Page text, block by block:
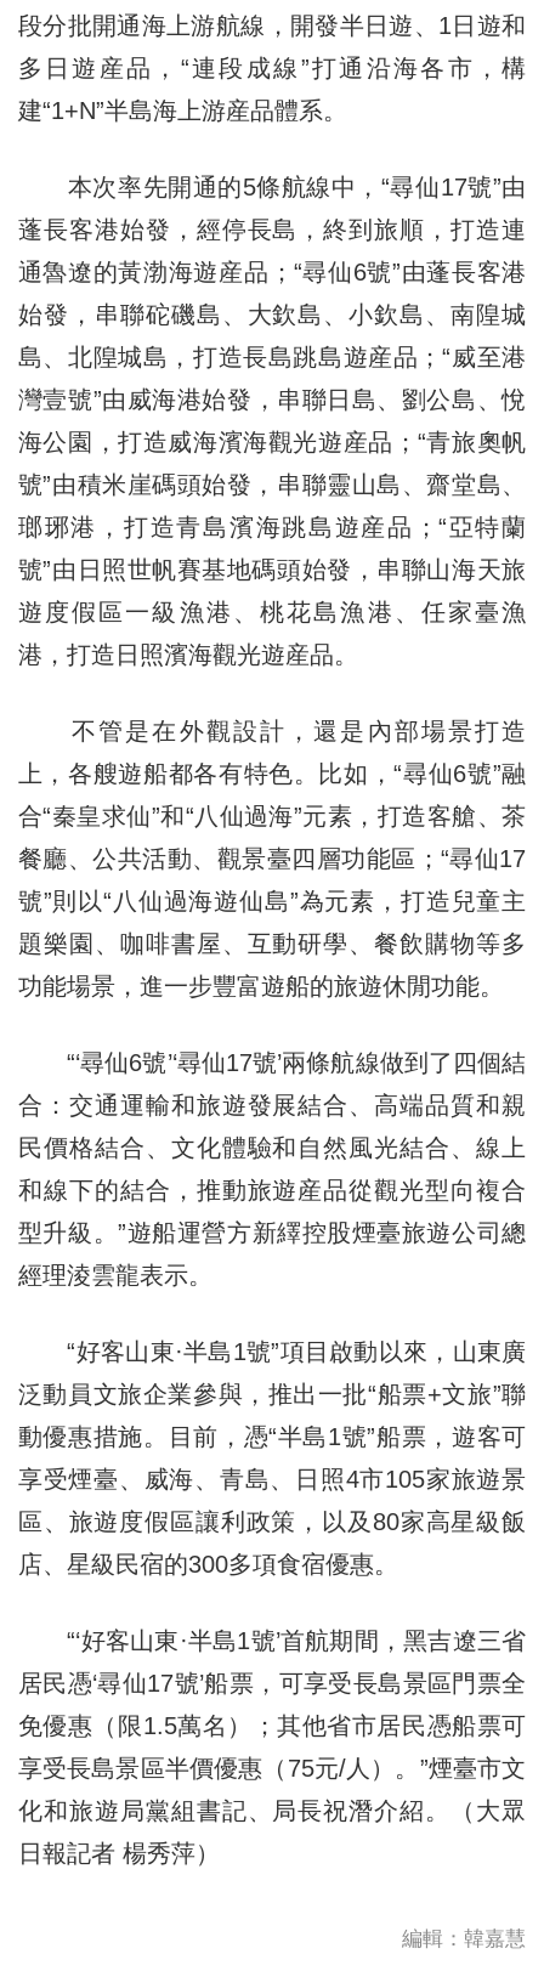
段分批開通海上游航線，開發半日遊、1日遊和
多日遊産品，“連段成線”打通沿海各市，構
建“1+N”半島海上游産品體系。
本次率先開通的5條航線中，“尋仙17號”由
蓬長客港始發，經停長島，終到旅順，打造連
通魯遼的黃渤海遊産品；“尋仙6號”由蓬長客港
始發，串聯砣磯島、大欽島、小欽島、南隍城
島、北隍城島，打造長島跳島遊産品；“威至港
灣壹號”由威海港始發，串聯日島、劉公島、悅
海公園，打造威海濱海觀光遊産品；“青旅奧帆
號”由積米崖碼頭始發，串聯靈山島、齋堂島、
瑯琊港，打造青島濱海跳島遊産品；“亞特蘭
號”由日照世帆賽基地碼頭始發，串聯山海天旅
遊度假區一級漁港、桃花島漁港、任家臺漁
港，打造日照濱海觀光遊産品。
不管是在外觀設計，還是內部場景打造
上，各艘遊船都各有特色。比如，“尋仙6號”融
合“秦皇求仙”和“八仙過海”元素，打造客艙、茶
餐廳、公共活動、觀景臺四層功能區；“尋仙17
號”則以“八仙過海遊仙島”為元素，打造兒童主
題樂園、咖啡書屋、互動研學、餐飲購物等多
功能場景，進一步豐富遊船的旅遊休閒功能。
“‘尋仙6號’‘尋仙17號’兩條航線做到了四個結
合：交通運輸和旅遊發展結合、高端品質和親
民價格結合、文化體驗和自然風光結合、線上
和線下的結合，推動旅遊産品從觀光型向複合
型升級。”遊船運營方新繹控股煙臺旅遊公司總
經理淩雲龍表示。
“好客山東·半島1號”項目啟動以來，山東廣
泛動員文旅企業參與，推出一批“船票+文旅”聯
動優惠措施。目前，憑“半島1號”船票，遊客可
享受煙臺、威海、青島、日照4市105家旅遊景
區、旅遊度假區讓利政策，以及80家高星級飯
店、星級民宿的300多項食宿優惠。
“‘好客山東·半島1號’首航期間，黑吉遼三省
居民憑‘尋仙17號’船票，可享受長島景區門票全
免優惠（限1.5萬名）；其他省市居民憑船票可
享受長島景區半價優惠（75元/人）。”煙臺市文
化和旅遊局黨組書記、局長祝潛介紹。（大眾
日報記者 楊秀萍）
編輯：韓嘉慧